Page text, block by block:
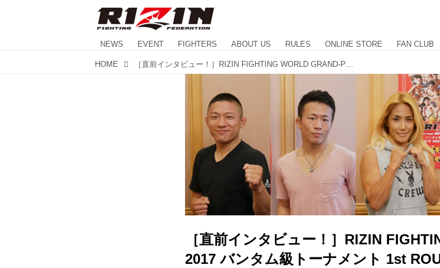
NEWS EVENT FIGHTERS ABOUT US RULES ONLINE STORE FAN CLUB
HOME
［直前インタビュー！］RIZIN
2017 バンタム級トーナメント 1st